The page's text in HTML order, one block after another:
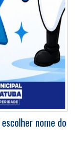
nome do